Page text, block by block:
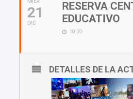
21
DIC
RESERVA
EDUCATIVO
10:30
DETALLES DE LA